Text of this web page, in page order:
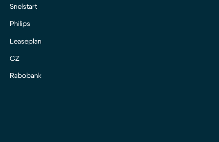
Snelstart
Philips
Leaseplan
CZ
Rabobank